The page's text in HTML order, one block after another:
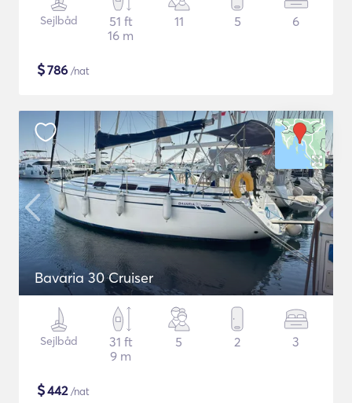
Sejlbåd
51 ft
16 m
11 5 6
$786 /nat
Bavaria 30 Cruiser
Sejlbåd
31 ft
9 m
5 2 3
$442/nat